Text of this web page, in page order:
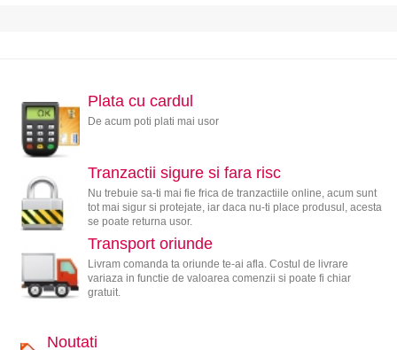
Plata cu cardul
De acum poti plati mai usor
Tranzactii sigure si fara risc
Nu trebuie sa-ti mai fie frica de tranzactiile online, acum sunt
tot mai sigur si protejate, iar daca nu-ti place produsul, acesta
se poate returna usor.
Transport oriunde
Livram comanda ta oriunde te-ai afla. Costul de livrare
variaza in functie de valoarea comenzii si poate fi chiar
gratuit.
Noutati